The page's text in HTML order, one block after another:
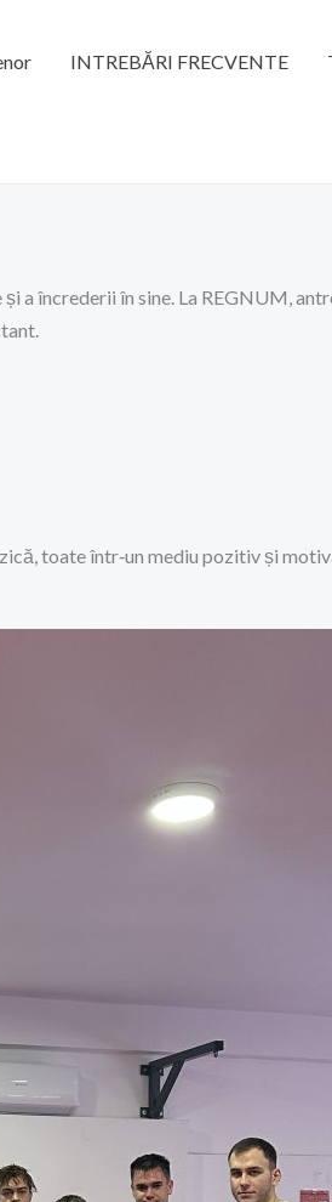
INTREBĂRI FRECVENTE
încrederii în sine. La REGNUM,
toate într‑un mediu pozitiv și